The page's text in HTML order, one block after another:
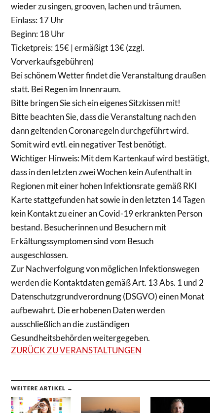
wieder zu singen, grooven, lachen und träumen.
Einlass: 17 Uhr
Beginn: 18 Uhr
Ticketpreis: 15€ | ermäßigt 13€ (zzgl.
Vorverkaufsgebühren)
Bei schönem Wetter findet die Veranstaltung draußen
statt. Bei Regen im Innenraum.
Bitte bringen Sie sich ein eigenes Sitzkissen mit!
Bitte beachten Sie, dass die Veranstaltung nach den
dann geltenden Coronaregeln durchgeführt wird.
Somit wird evtl. ein negativer Test benötigt.
Wichtiger Hinweis: Mit dem Kartenkauf wird bestätigt,
dass in den letzten zwei Wochen kein Aufenthalt in
Regionen mit einer hohen Infektionsrate gemäß RKI
Karte stattgefunden hat sowie in den letzten 14 Tagen
kein Kontakt zu einer an Covid-19 erkrankten Person
bestand. Besucherinnen und Besuchern mit
Erkältungssymptomen sind vom Besuch
ausgeschlossen.
Zur Nachverfolgung von möglichen Infektionswegen
werden die Kontaktdaten gemäß Art. 13 Abs. 1 und 2
Datenschutzgrundverordnung (DSGVO) einen Monat
aufbewahrt. Die erhobenen Daten werden
ausschließlich an die zuständigen
Gesundheitsbehörden weitergegeben.
ZURÜCK ZU VERANSTALTUNGEN
WEITERE ARTIKEL →